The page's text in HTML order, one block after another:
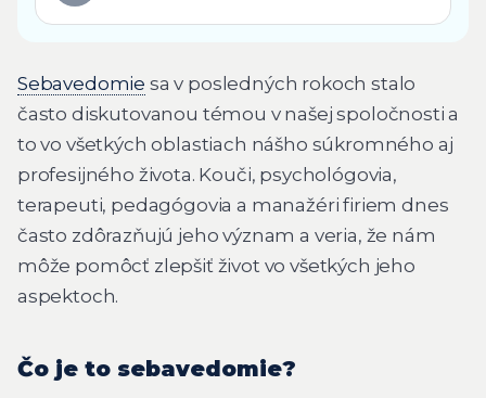
Sebavedomie sa v posledných rokoch stalo
často diskutovanou témou v našej spoločnosti a
to vo všetkých oblastiach nášho súkromného aj
profesijného života. Kouči, psychológovia,
terapeuti, pedagógovia a manažéri firiem dnes
často zdôrazňujú jeho význam a veria, že nám
môže pomôcť zlepšiť život vo všetkých jeho
aspektoch.
Čo je to sebavedomie?